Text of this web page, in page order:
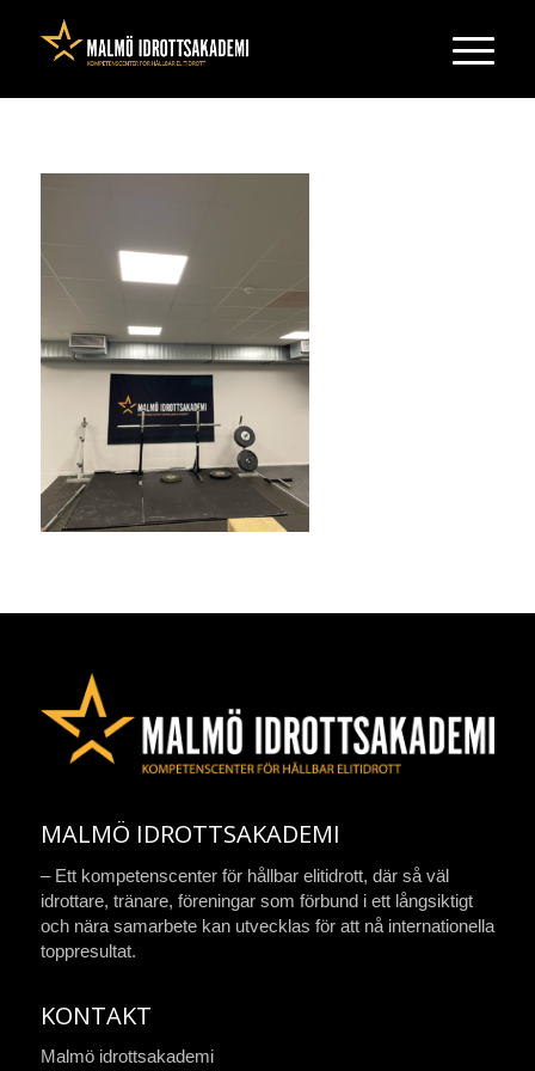
MALMÖ IDROTTSAKADEMI
– Ett kompetenscenter för hållbar elitidrott, där så väl
idrottare, tränare, föreningar som förbund i ett långsiktigt
och nära samarbete kan utvecklas för att nå internationella
toppresultat.
KONTAKT
Malmö idrottsakademi